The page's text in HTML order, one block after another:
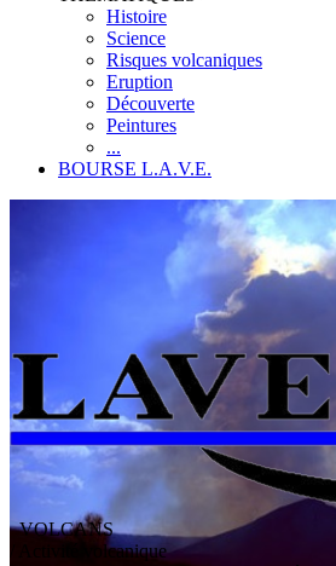
Histoire
Science
Risques volcaniques
Eruption
Découverte
Peintures
...
BOURSE L.A.V.E.
VOLCANS
/ Activité volcanique